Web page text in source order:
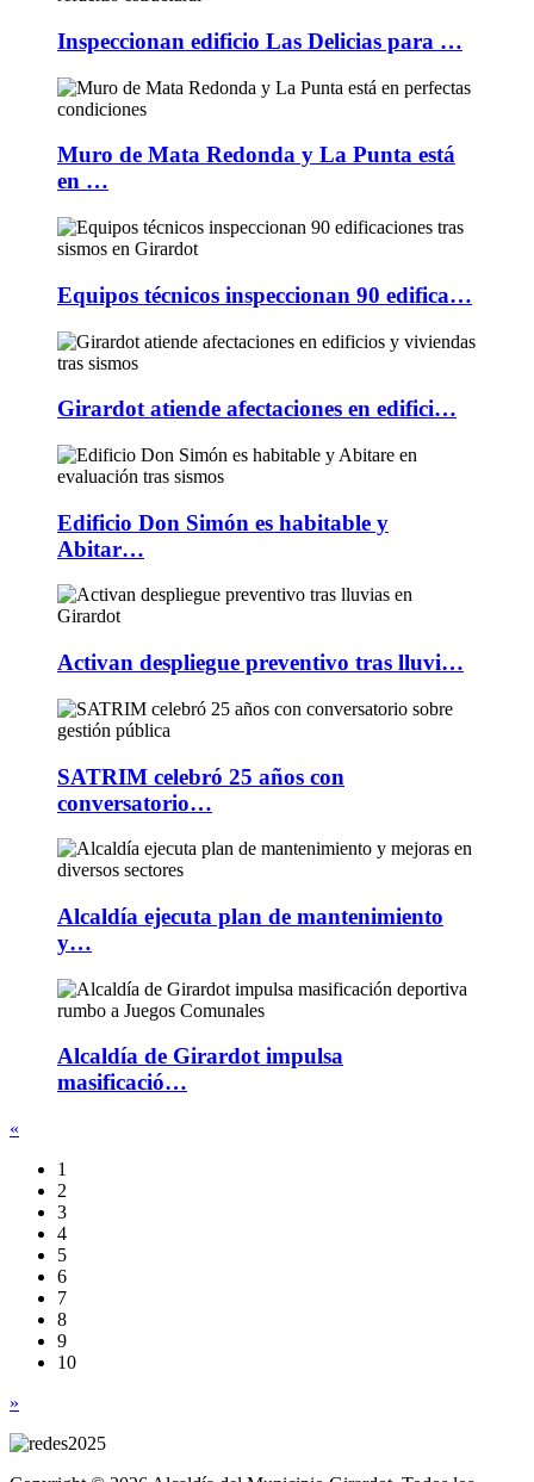
Inspeccionan edificio Las Delicias para …
Muro de Mata Redonda y La Punta está
en …
Equipos técnicos inspeccionan 90 edifica…
Girardot atiende afectaciones en edifici…
Edificio Don Simón es habitable y
Abitar…
Activan despliegue preventivo tras lluvi…
SATRIM celebró 25 años con
conversatorio…
Alcaldía ejecuta plan de mantenimiento
y…
Alcaldía de Girardot impulsa
masificació…
«
1
2
3
4
5
6
7
8
9
10
»